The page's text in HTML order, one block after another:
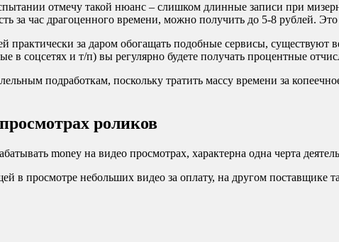
отмечу такой нюанс – слишком длинные записи при
за час драгоценного времени, можно получить до 5-8 рублей.
практически за даром обогащать подобные сервисы, существуют
в соцсетях и т/п) вы регулярно будете получать процентные
подработкам, поскольку тратить массу времени за
роликов
money на видео просмотрах, характерна одна черта
в просмотре небольших видео за оплату, на другом поставщике